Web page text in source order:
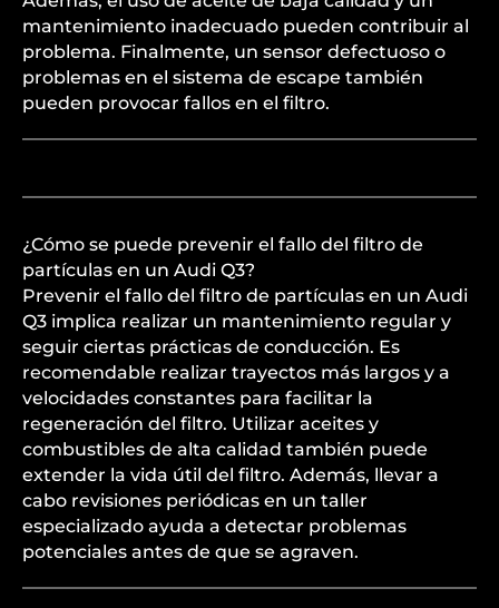
mantenimiento inadecuado pueden contribuir al
problema. Finalmente, un sensor defectuoso o
problemas en el sistema de escape también
pueden provocar fallos en el filtro.
¿Cómo se puede prevenir el fallo del filtro de
partículas en un Audi Q3?
Prevenir el fallo del filtro de partículas en un Audi
Q3 implica realizar un mantenimiento regular y
seguir ciertas prácticas de conducción. Es
recomendable realizar trayectos más largos y a
velocidades constantes para facilitar la
regeneración del filtro. Utilizar aceites y
combustibles de alta calidad también puede
extender la vida útil del filtro. Además, llevar a
cabo revisiones periódicas en un taller
especializado ayuda a detectar problemas
potenciales antes de que se agraven.